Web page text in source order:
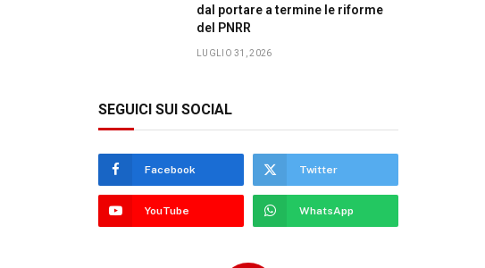
dal portare a termine le riforme
del PNRR
LUGLIO 31, 2026
SEGUICI SUI SOCIAL
Facebook Twitter
YouTube WhatsApp